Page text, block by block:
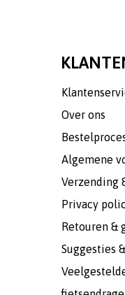
Over ons
Algemene
Verzending
Privacy
Retouren &
Suggesties